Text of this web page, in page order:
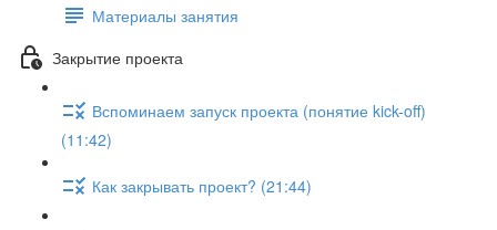
Материалы занятия
Закрытие проекта
Вспоминаем запуск проекта (понятие kick-off)
(11:42)
Как закрывать проект? (21:44)